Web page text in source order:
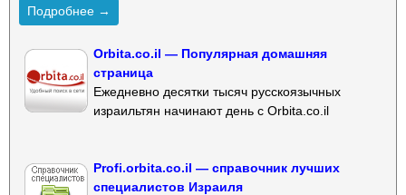
Подробнее →
Orbita.co.il — Популярная домашняя
страница
Ежедневно десятки тысяч русскоязычных
израильтян начинают день с Orbita.co.il
Profi.orbita.co.il — справочник лучших
специалистов Израиля